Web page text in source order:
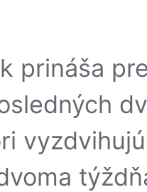
prináša